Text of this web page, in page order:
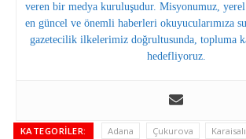
veren bir medya kuruluşudur. Misyonumuz,
en güncel ve önemli haberleri okuyucularımıza
gazetecilik ilkelerimiz doğrultusunda, topluma
hedefliyoruz.
KATEGORILER: Adana Çukurova Karaisalı